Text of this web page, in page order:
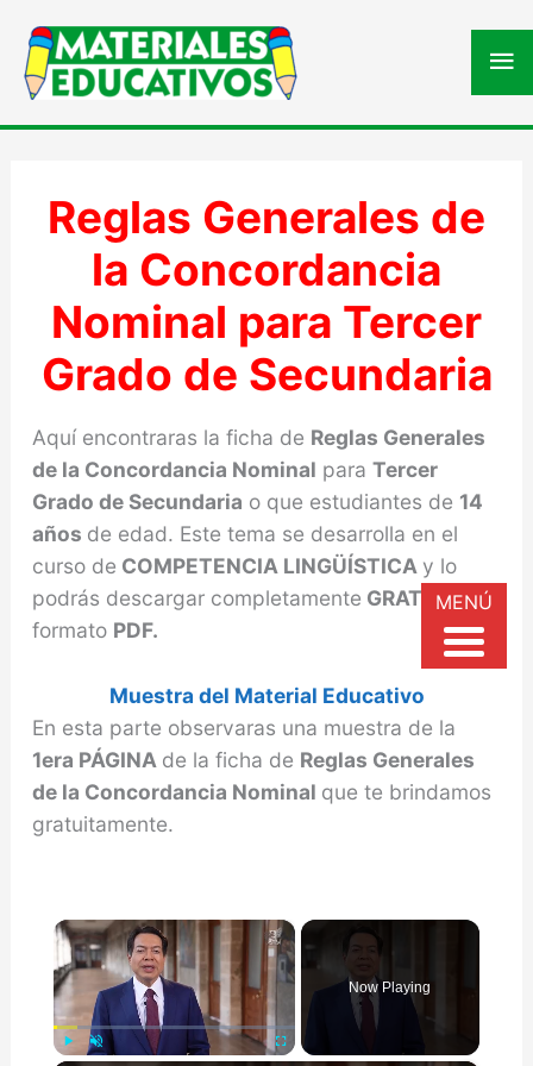
Reglas Generales de
la Concordancia
Nominal para Tercer
Grado de Secundaria
Aquí encontraras la ficha de Reglas Generales
de la Concordancia Nominal para Tercer
Grado de Secundaria o que estudiantes de 14
años de edad. Este tema se desarrolla en el
curso de COMPETENCIA LINGÜÍSTICA y lo
podrás descargar completamente GRATISen
formato PDF.
Muestra del Material Educativo
En esta parte observaras una muestra de la
1era PÁGINA de la ficha de Reglas Generales
de la Concordancia Nominal que te brindamos
gratuitamente.
×
Now Playing
MENÚ